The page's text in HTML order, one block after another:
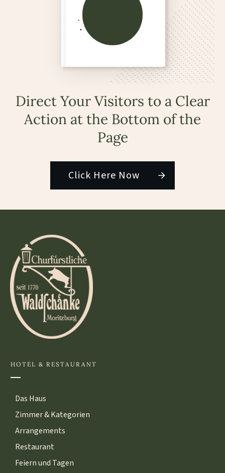
Direct Your Visitors to a Clear
Action at the Bottom of the
Page
Click Here Now
HOTEL & RESTAURANT
Das Haus
Zimmer & Kategorien
Arrangements
Restaurant
Feiern und Tagen